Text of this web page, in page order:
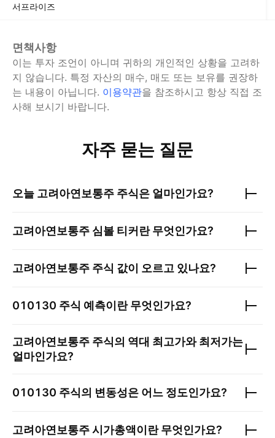
서프라이즈
면책사항
이는 투자 조언이 아니며 귀하의 개인적인 상황을 고려하
지 않습니다. 특정 자산의 매수, 매도 또는 보유를 권장하
는 내용이 아닙니다. 이용약관을 참조하시고 항상 직접 조
사해 보시기 바랍니다.
자주 묻는 질문
오늘 고려아연보통주 주식은 얼마인가요?
고려아연보통주 심볼 티커란 무엇인가요?
고려아연보통주 주식 값이 오르고 있나요?
010130 주식 예측이란 무엇인가요?
고려아연보통주 주식의 역대 최고가와 최저가는
얼마인가요?
010130 주식의 변동성은 어느 정도인가요?
고려아연보통주시가총액이란 무엇인가요?